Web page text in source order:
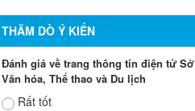
THĂM DÒ Ý KIẾN
Đánh giá về trang thông tin điện tử Sở
Văn hóa, Thể thao và Du lịch
Rất tốt